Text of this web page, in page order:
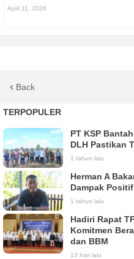
April 11, 2026
Back
TERPOPULER
PT KSP
DLH Pastikan
1 tahun lalu
Herman A
Dampak
1 tahun lalu
Hadiri Rapat
Komitmen
dan BBM
13 hari lalu